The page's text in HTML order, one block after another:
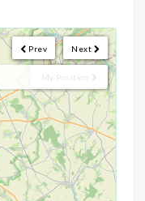
Next
Prev
My Position